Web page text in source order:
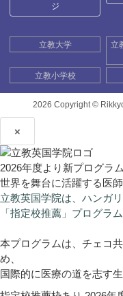
ジ
立教大学
立
立教小学校
2026 Copyright ©
×
2026年度より新プログラ
世界を舞台に活躍する医師
立教英国学院は、ハンガ
「指定校推薦」プログラ
本プログラムは、チェコ
め、
国際的に医療の道を志す